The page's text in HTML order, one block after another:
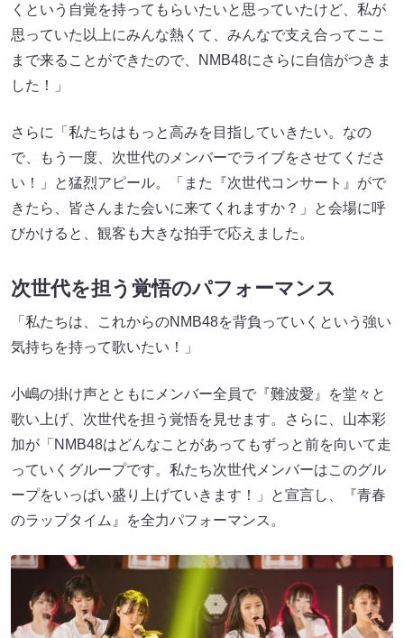
くという自覚を持ってもらいたいと思っていたけど、私が
思っていた以上にみんな熱くて、みんなで支え合ってここ
まで来ることができたので、NMB48にさらに自信がつきま
した！」
さらに「私たちはもっと高みを目指していきたい。なの
で、もう一度、次世代のメンバーでライブをさせてくださ
い！」と猛烈アピール。「また『次世代コンサート』がで
きたら、皆さんまた会いに来てくれますか？」と会場に呼
びかけると、観客も大きな拍手で応えました。
次世代を担う覚悟のパフォーマンス
「私たちは、これからのNMB48を背負っていくという強い
気持ちを持って歌いたい！」
小嶋の掛け声とともにメンバー全員で『難波愛』を堂々と
歌い上げ、次世代を担う覚悟を見せます。さらに、山本彩
加が「NMB48はどんなことがあってもずっと前を向いて走
っていくグループです。私たち次世代メンバーはこのグル
ープをいっぱい盛り上げていきます！」と宣言し、『青春
のラップタイム』を全力パフォーマンス。